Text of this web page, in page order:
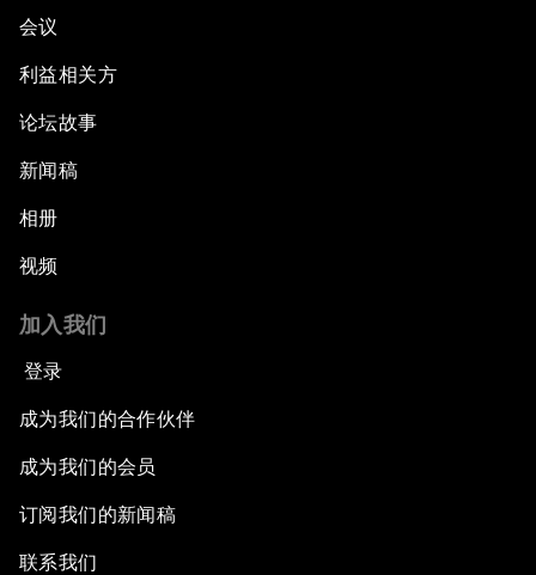
会议
利益相关方
论坛故事
新闻稿
相册
视频
加入我们
登录
成为我们的合作伙伴
成为我们的会员
订阅我们的新闻稿
联系我们